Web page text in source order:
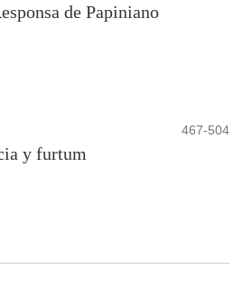
de Papiniano
467-504
y furtum